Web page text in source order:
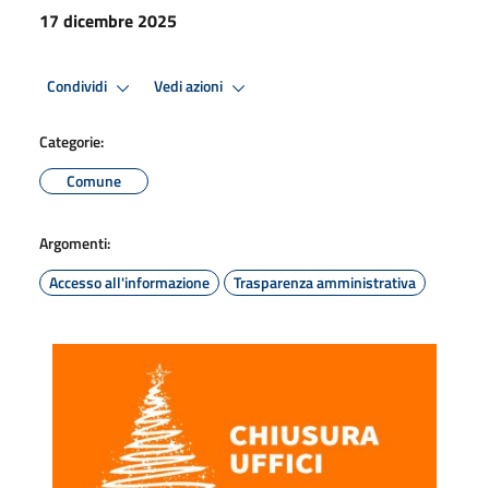
17 dicembre 2025
Condividi Vedi azioni
Categorie:
Comune
Argomenti:
Accesso all'informazione
Trasparenza amministrativa